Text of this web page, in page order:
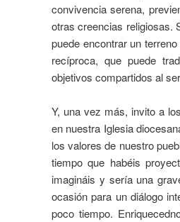
convivencia serena,
otras creencias religiosas.
puede encontrar un
recíproca, que puede
objetivos compartidos al
Y, una vez más, invito a
en nuestra Iglesia
los valores de nuestro
tiempo que habéis
imagináis y sería una
ocasión para un diálogo
poco tiempo.